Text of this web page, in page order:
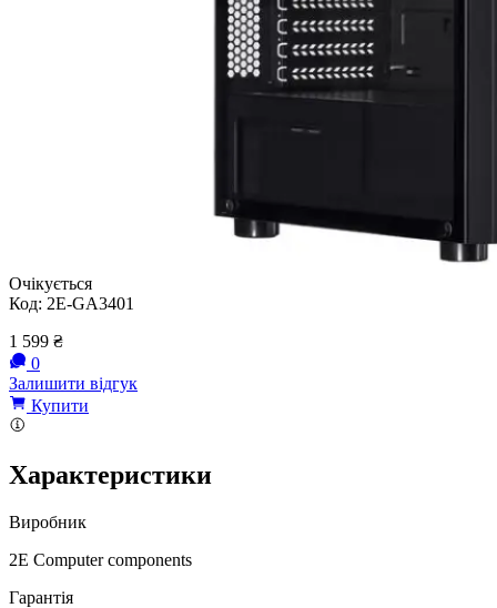
Очікується
Код: 2E-GA3401
1 599 ₴
0
Залишити відгук
Купити
Характеристики
Виробник
2E Computer components
Гарантія